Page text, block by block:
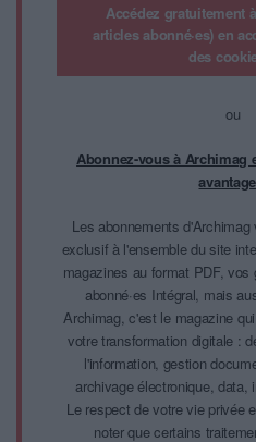
Accédez gratuitement
articles abonné·es) en
des
ou
Abonnez-vous à Archimag
Les abonnements
exclusif à l'ensemble du site
magazines au format PDF, vos
abonné·es Intégral, mais
Archimag, c'est le magazine
votre transformation digitale :
l'information, gestion
archivage électronique, data,
Le respect de votre vie privée
noter que certains